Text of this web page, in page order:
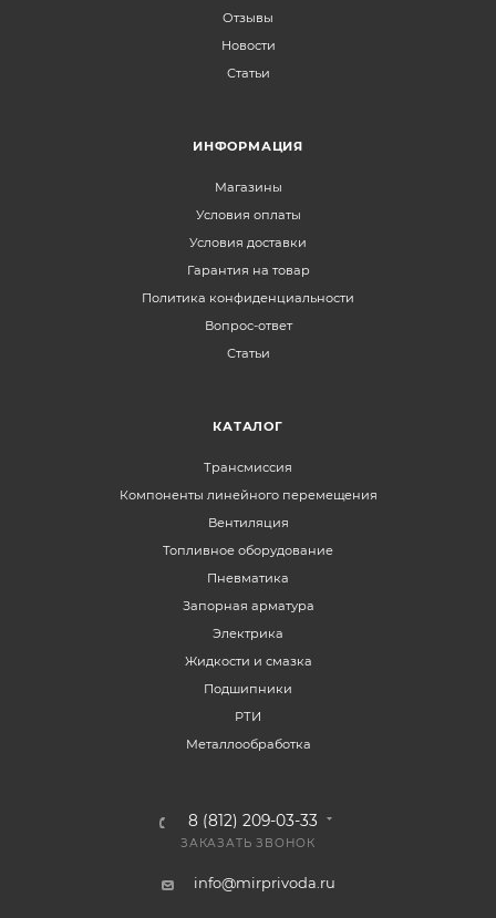
Отзывы
Новости
Статьи
ИНФОРМАЦИЯ
Магазины
Условия оплаты
Условия доставки
Гарантия на товар
Политика конфиденциальности
Вопрос-ответ
Статьи
КАТАЛОГ
Трансмиссия
Компоненты линейного перемещения
Вентиляция
Топливное оборудование
Пневматика
Запорная арматура
Электрика
Жидкости и смазка
Подшипники
РТИ
Металлообработка
8 (812) 209-03-33
ЗАКАЗАТЬ ЗВОНОК
info@mirprivoda.ru